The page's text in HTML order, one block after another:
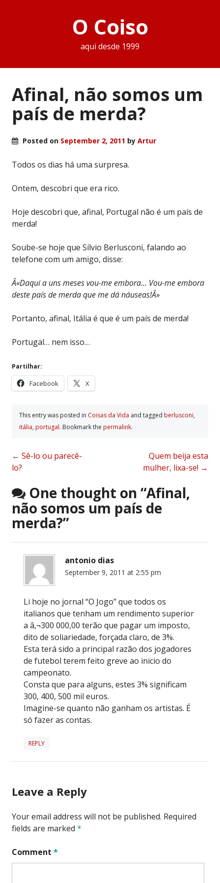
O Coiso
aqui desde 1999
Afinal, não somos um
país de merda?
Posted on September 2, 2011 by Artur
Todos os dias há uma surpresa.
Ontem, descobri que era rico.
Hoje descobri que, afinal, Portugal não é um país de
merda!
Soube-se hoje que Sílvio Berlusconi, falando ao
telefone com um amigo, disse:
Â«Daqui a uns meses vou-me embora… Vou-me embora
deste país de merda que me dá náuseas!Â»
Portanto, afinal, Itália é que é um país de merda!
Portugal… nem isso…
Partilhar:
Facebook X
This entry was posted in Coisas da Vida and tagged berlusconi,
itália, portugal. Bookmark the permalink.
Post
navigation
← Sê-lo ou parecê-
lo?
Quem beija esta
mulher, lixa-se! →
One thought on “Afinal,
não somos um país de
merda?”
antonio dias
September 9, 2011 at 2:55 pm
Li hoje no jornal “O Jogo” que todos os
italianos que tenham um rendimento superior
a â‚¬300 000,00 terão que pagar um imposto,
dito de soliariedade, forçada claro, de 3%.
Esta terá sido a principal razão dos jogadores
de futebol terem feito greve ao inicio do
campeonato.
Consta que para alguns, estes 3% significam
300, 400, 500 mil euros.
Imagine-se quanto não ganham os artistas. É
só fazer as contas.
REPLY
Leave a Reply
Your email address will not be published. Required
fields are marked *
Comment *